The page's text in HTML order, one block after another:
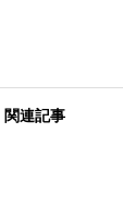
関連記事